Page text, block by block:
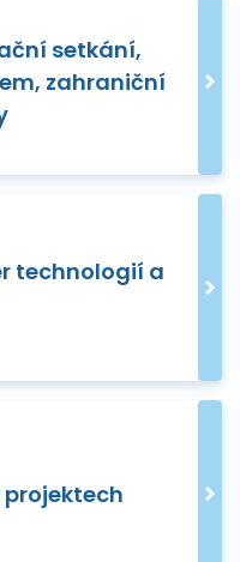
setkání,
zahraniční
technologií a
projektech